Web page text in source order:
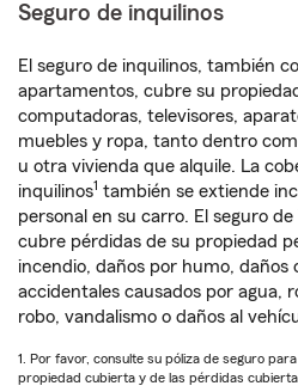
Seguro de inquilinos
El seguro de inquilinos, también
apartamentos, cubre su
computadoras, televisores,
muebles y ropa, tanto dentro
u otra vivienda que alquile. La
inquilinos1 también se extiende
personal en su carro. El seguro
cubre pérdidas de su propiedad
incendio, daños por humo,
accidentales causados por agua,
robo, vandalismo o daños al
1. Por favor, consulte su póliza de seguro
propiedad cubierta y de las pérdidas